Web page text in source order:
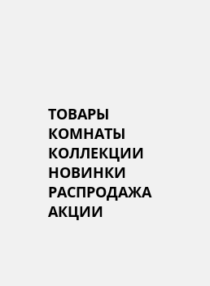
ТОВАРЫ
КОМНАТЫ
КОЛЛЕКЦИИ
НОВИНКИ
РАСПРОДАЖА
АКЦИИ